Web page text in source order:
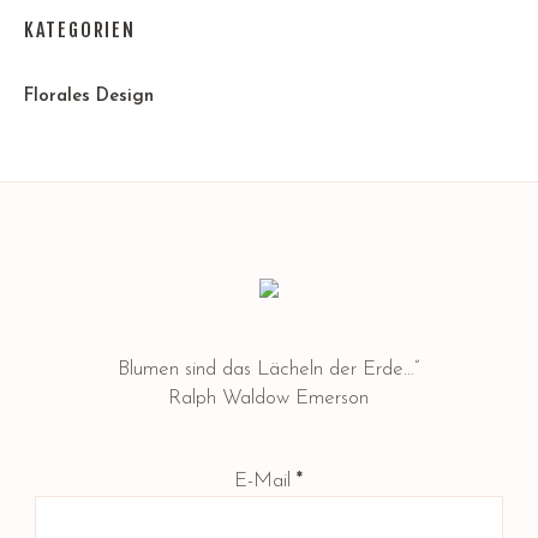
KATEGORIEN
Florales Design
Blumen sind das Lächeln der Erde…”
Ralph Waldow Emerson
E-Mail*